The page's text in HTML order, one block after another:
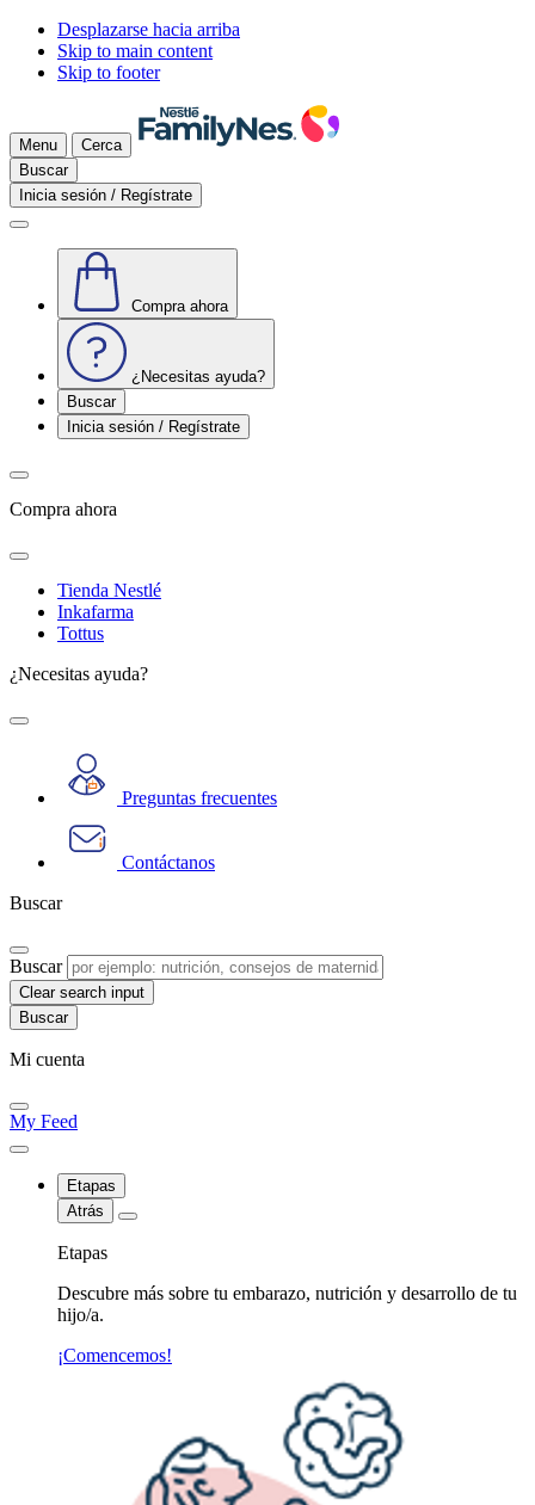
Desplazarse hacia arriba
Skip to main content
Skip to footer
Menu
Cerca
Buscar
Inicia sesión / Regístrate
Compra ahora
¿Necesitas ayuda?
Buscar
Inicia sesión / Regístrate
Compra ahora
Tienda Nestlé
Inkafarma
Tottus
¿Necesitas ayuda?
Preguntas frecuentes
Contáctanos
Buscar
Buscar
Clear search input
Mi cuenta
My Feed
Etapas
Atrás
Etapas
Descubre más sobre tu embarazo, nutrición y desarrollo de tu
hijo/a.
¡Comencemos!